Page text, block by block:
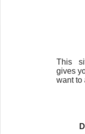
This
gives
want to